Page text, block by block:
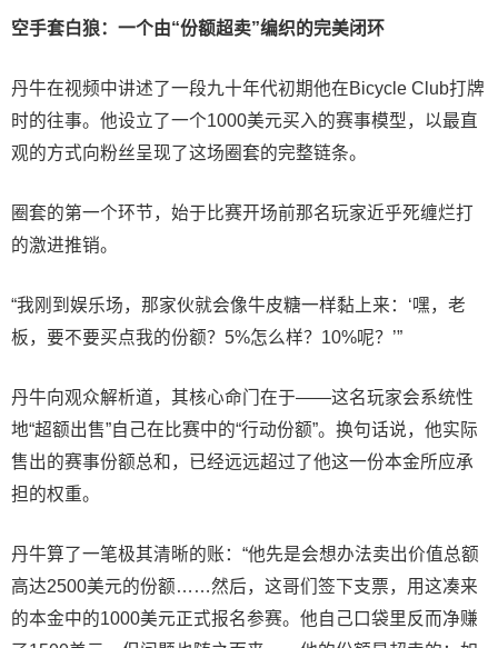
空手套白狼：一个由“份额超卖”编织的完美闭环
丹牛在视频中讲述了一段九十年代初期他在Bicycle Club打牌
时的往事。他设立了一个1000美元买入的赛事模型，以最直
观的方式向粉丝呈现了这场圈套的完整链条。
圈套的第一个环节，始于比赛开场前那名玩家近乎死缠烂打
的激进推销。
“我刚到娱乐场，那家伙就会像牛皮糖一样黏上来：‘嘿，老
板，要不要买点我的份额？5%怎么样？10%呢？’”
丹牛向观众解析道，其核心命门在于——这名玩家会系统性
地“超额出售”自己在比赛中的“行动份额”。换句话说，他实际
售出的赛事份额总和，已经远远超过了他这一份本金所应承
担的权重。
丹牛算了一笔极其清晰的账：“他先是会想办法卖出价值总额
高达2500美元的份额……然后，这哥们签下支票，用这凑来
的本金中的1000美元正式报名参赛。他自己口袋里反而净赚